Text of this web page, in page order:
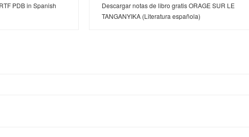
PDB in Spanish
Descargar notas de libro gratis ORAGE SUR LE
TANGANYIKA (Literatura española)